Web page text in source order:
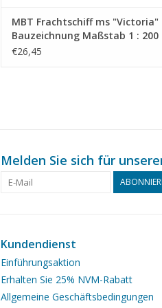
MBT Frachtschiff ms "Victoria"
Bauzeichnung Maßstab 1 : 200
(10.10.022)
€26,45
Melden Sie sich für
Kundendienst
Einführungsaktion
Erhalten Sie 25% NVM-Rabatt
Allgemeine Geschäftsbedingungen